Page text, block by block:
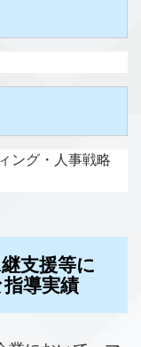
ング・人事戦略
支援等に
導実績